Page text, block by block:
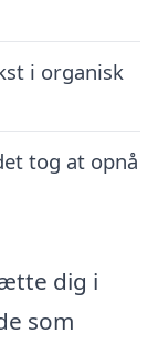
i organisk
tog at opnå
dig i
som